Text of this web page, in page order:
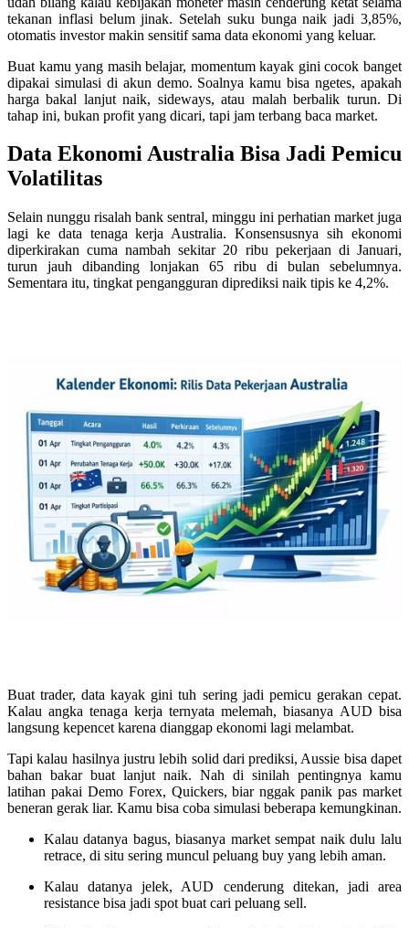
tekanan inflasi belum jinak. Setelah suku bunga naik jadi 3,85%,
otomatis investor makin sensitif sama data ekonomi yang keluar.
Buat kamu yang masih belajar, momentum kayak gini cocok banget
dipakai simulasi di akun demo. Soalnya kamu bisa ngetes, apakah
harga bakal lanjut naik, sideways, atau malah berbalik turun. Di
tahap ini, bukan profit yang dicari, tapi jam terbang baca market.
Data Ekonomi Australia Bisa Jadi Pemicu
Volatilitas
Selain nunggu risalah bank sentral, minggu ini perhatian market juga
lagi ke data tenaga kerja Australia. Konsensusnya sih ekonomi
diperkirakan cuma nambah sekitar 20 ribu pekerjaan di Januari,
turun jauh dibanding lonjakan 65 ribu di bulan sebelumnya.
Sementara itu, tingkat pengangguran diprediksi naik tipis ke 4,2%.
Buat trader, data kayak gini tuh sering jadi pemicu gerakan cepat.
Kalau angka tenaga kerja ternyata melemah, biasanya AUD bisa
langsung kepencet karena dianggap ekonomi lagi melambat.
Tapi kalau hasilnya justru lebih solid dari prediksi, Aussie bisa dapet
bahan bakar buat lanjut naik. Nah di sinilah pentingnya kamu
latihan pakai Demo Forex, Quickers, biar nggak panik pas market
beneran gerak liar. Kamu bisa coba simulasi beberapa kemungkinan.
Kalau datanya bagus, biasanya market sempat naik dulu lalu
retrace, di situ sering muncul peluang buy yang lebih aman.
Kalau datanya jelek, AUD cenderung ditekan, jadi area
resistance bisa jadi spot buat cari peluang sell.